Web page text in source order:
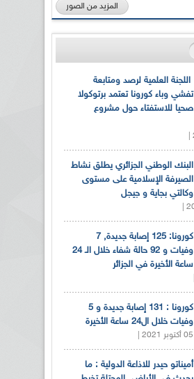
المزيد من الصور
اللجنة العلمية لرصد ومتابعة
تفشي وباء كورونا تعتمد برتوكولا
صحيا للاستفتاء حول مشروع
البنك الوطني الجزائري يطلق نشاط
الصيرفة الإسلامية على مستوى
وكالتي بجاية و جيجل
كورونا: 125 إصابة جديدة, 7
وفيات و 92 حالة شفاء خلال الـ 24
ساعة الأخيرة في الجزائر
كورونا : 131 إصابة جديدة و 5
وفيات خلال ال24 ساعة الأخيرة
05 أكتوبر 2021 |
أميناتو حيدر للاذاعة الدولية : ما